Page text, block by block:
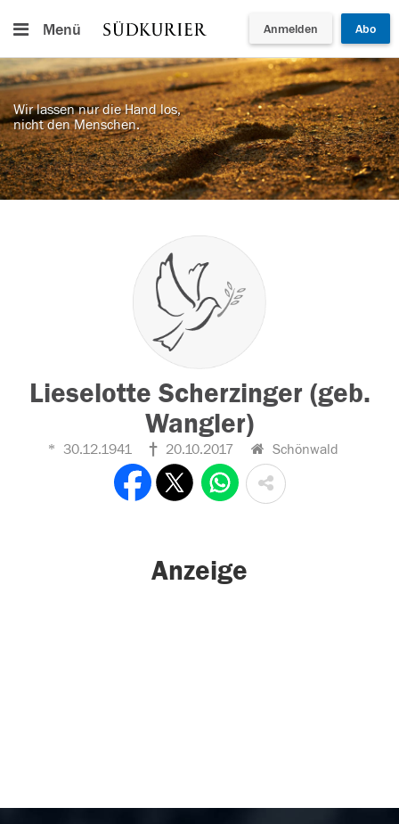
Menü Anmelden Abo
Wir lassen nur die Hand los,
nicht den Menschen.
Lieselotte Scherzinger (geb.
Wangler)
30.12.1941 20.10.2017 Schönwald
Anzeige